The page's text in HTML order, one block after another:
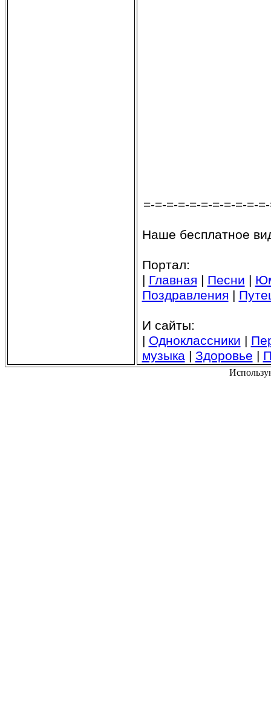
=-=-=-=-=-=-=-=-=-=-
Наше бесплатное
Портал:
| Главная | Песни |
Поздравления |
И сайты:
| Одноклассники |
музыка| Здоровье |